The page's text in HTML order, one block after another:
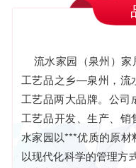
流水家园（泉州）家
工艺品之乡—泉州，流
工艺品两大品牌。公司
工艺品开发、生产、
水家园以***优质的原材
以现代化科学的管理方